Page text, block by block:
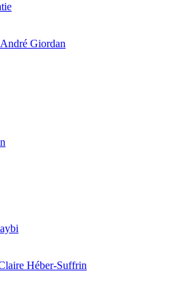
Giordan
Héber-Suffrin